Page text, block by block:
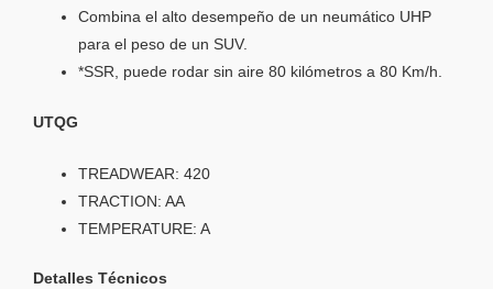
Combina el alto desempeño de un neumático UHP
para el peso de un SUV.
*SSR, puede rodar sin aire 80 kilómetros a 80 Km/h.
UTQG
TREADWEAR: 420
TRACTION: AA
TEMPERATURE: A
Detalles Técnicos